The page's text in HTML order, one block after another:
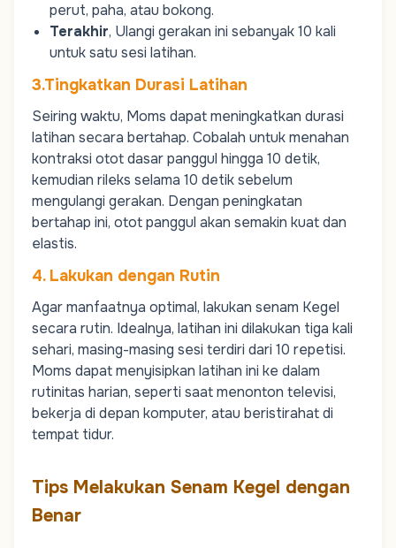
perut, paha, atau bokong.
Terakhir, Ulangi gerakan ini sebanyak 10 kali
untuk satu sesi latihan.
3.Tingkatkan Durasi Latihan
Seiring waktu, Moms dapat meningkatkan durasi
latihan secara bertahap. Cobalah untuk menahan
kontraksi otot dasar panggul hingga 10 detik,
kemudian rileks selama 10 detik sebelum
mengulangi gerakan. Dengan peningkatan
bertahap ini, otot panggul akan semakin kuat dan
elastis.
4. Lakukan dengan Rutin
Agar manfaatnya optimal, lakukan senam Kegel
secara rutin. Idealnya, latihan ini dilakukan tiga kali
sehari, masing-masing sesi terdiri dari 10 repetisi.
Moms dapat menyisipkan latihan ini ke dalam
rutinitas harian, seperti saat menonton televisi,
bekerja di depan komputer, atau beristirahat di
tempat tidur.
Tips Melakukan Senam Kegel dengan
Benar